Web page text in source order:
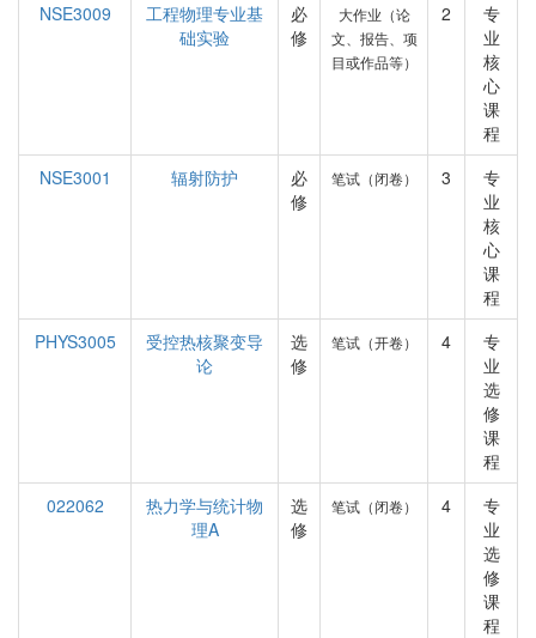
NSE3009
工程物理专业基
础实验
必
修
大作业（论
文、报告、项
目或作品等）
2
专
业
核
心
课
程
NSE3001
辐射防护
必
修
笔试（闭卷） 3
专
业
核
心
课
程
PHYS3005
受控热核聚变导
论
选
修
笔试（开卷） 4
专
业
选
修
课
程
022062
热力学与统计物
理A
选
修
笔试（闭卷） 4
专
业
选
修
课
程